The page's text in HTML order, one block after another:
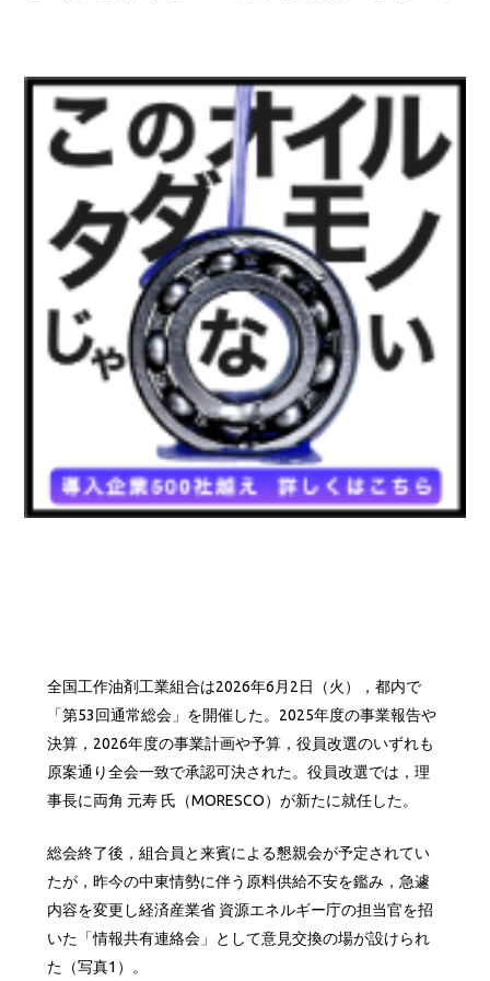
全国工作油剤工業組合は2026年6月2日（火），都内で
「第53回通常総会」を開催した。2025年度の事業報告や
決算，2026年度の事業計画や予算，役員改選のいずれも
原案通り全会一致で承認可決された。役員改選では，理
事長に両角 元寿 氏（MORESCO）が新たに就任した。
総会終了後，組合員と来賓による懇親会が予定されてい
たが，昨今の中東情勢に伴う原料供給不安を鑑み，急遽
内容を変更し経済産業省 資源エネルギー庁の担当官を招
いた「情報共有連絡会」として意見交換の場が設けられ
た（写真1）。